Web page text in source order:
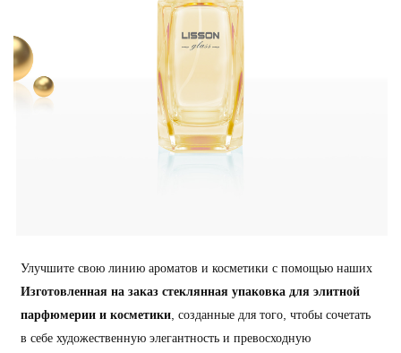
Улучшите свою линию ароматов и косметики с помощью наших
Изготовленная на заказ стеклянная упаковка для элитной
парфюмерии и косметики , созданные для того, чтобы сочетать
в себе художественную элегантность и превосходную